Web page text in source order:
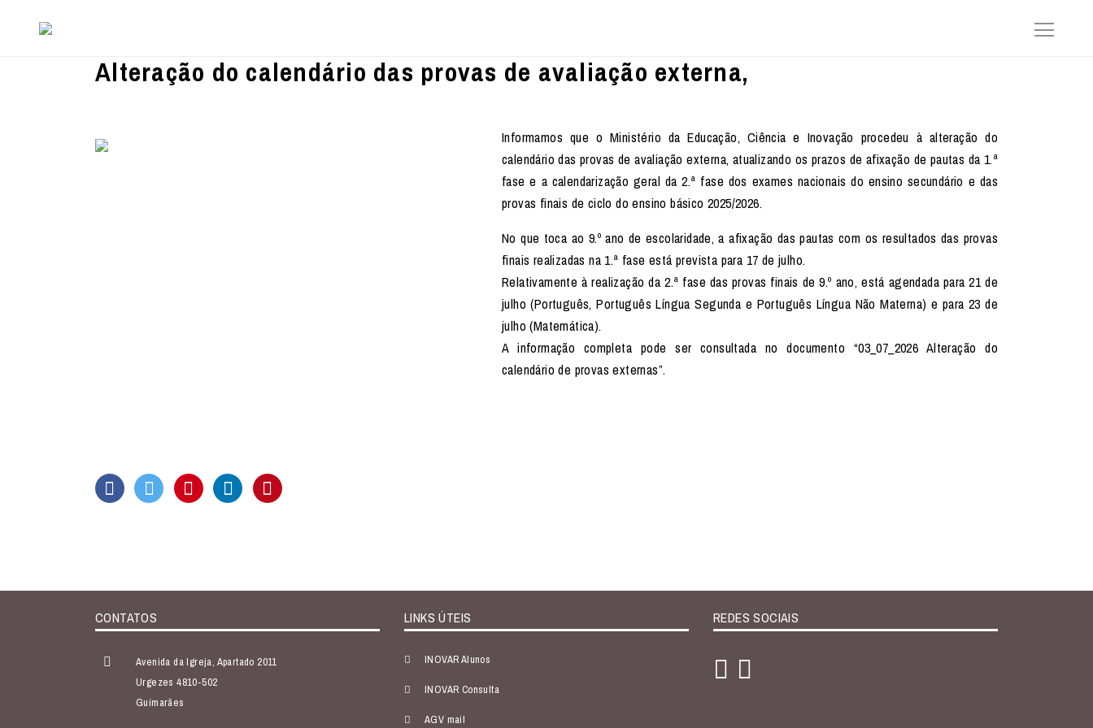
Alteração do calendário das provas de avaliação externa,
Informamos que o Ministério da Educação, Ciência e Inovação procedeu à alteração do
calendário das provas de avaliação externa, atualizando os prazos de afixação de pautas da 1.ª
fase e a calendarização geral da 2.ª fase dos exames nacionais do ensino secundário e das
provas finais de ciclo do ensino básico 2025/2026.
No que toca ao 9.º ano de escolaridade, a afixação das pautas com os resultados das provas
finais realizadas na 1.ª fase está prevista para 17 de julho.
Relativamente à realização da 2.ª fase das provas finais de 9.º ano, está agendada para 21 de
julho (Português, Português Língua Segunda e Português Língua Não Materna) e para 23 de
julho (Matemática).
A informação completa pode ser consultada no documento “03_07_2026 Alteração do
calendário de provas externas”.
CONTATOS
Avenida da Igreja, Apartado 2011
Urgezes 4810-502
Guimarães
LINKS ÚTEIS
INOVAR Alunos
INOVAR Consulta
AGV mail
REDES SOCIAIS